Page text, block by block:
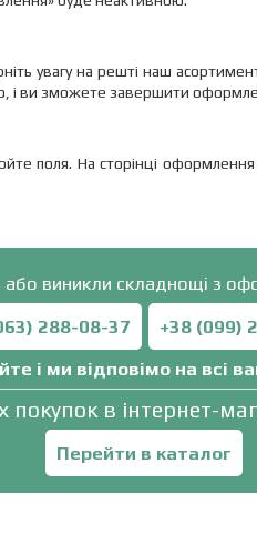
увагу на решті наш
і ви зможете завершити
поля. На сторінці оформлення
виникли складнощі з
288-08-37
+38 (099)
і ми відповімо на всі
в інтернет-
Перейти в каталог